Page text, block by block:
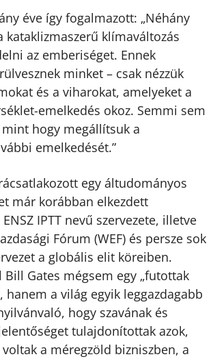
éve így fogalmazott: „Néhány
kataklizmaszerű klímaváltozás
az emberiséget. Ennek
minket – csak nézzük
és a viharokat, amelyeket a
emelkedés okoz. Semmi sem
hogy megállítsuk a
emelkedését.”
egy áltudományos
már korábban elkezdett
IPTT nevű szervezete, illetve
Fórum (WEF) és persze sok
a globális elit köreiben.
Bill Gates mégsem egy „futottak
hanem a világ egyik leggazdagabb
hogy szavának és
tulajdonítottak azok,
a méregzöld bizniszben, a